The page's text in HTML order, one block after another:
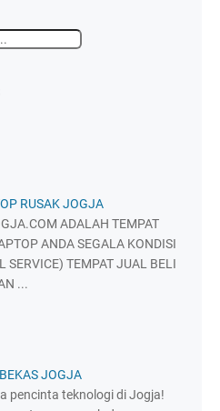
RUSAK JOGJA
ADALAH TEMPAT
ANDA SEGALA KONDISI
SERVICE) TEMPAT JUAL BELI
...
JOGJA
pencinta teknologi di Jogja!